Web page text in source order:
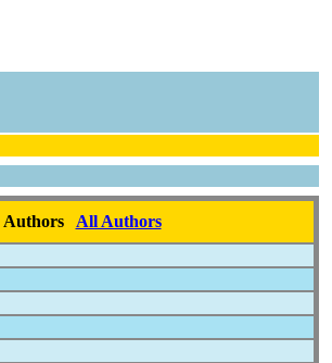
Authors
All Authors